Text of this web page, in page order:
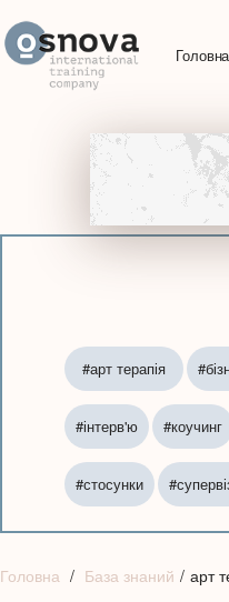
Головна
#арт терапія
#інтерв'ю #коучинг
#стосунки
Головна База знаний арт